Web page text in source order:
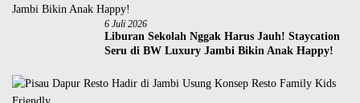
6 Juli 2026
Liburan Sekolah Nggak Harus Jauh! Staycation
Seru di BW Luxury Jambi Bikin Anak Happy!